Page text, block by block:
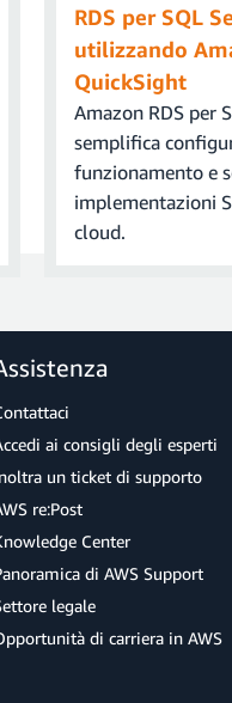
Salva il file in un
tutorial useremo
Amazon RDS.
l'istanza dall'elenco di
nostro esempio, non
RDS per SQL
utilizzando
QuickSight
Amazon RDS per
semplifica
funzionamento e
implementazioni
cloud.
ai consigli degli esperti
un ticket di supporto
re:Post
Center
di AWS Support
legale
di carriera in AWS